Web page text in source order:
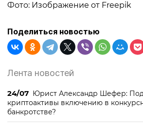
Фото: Изображение от Freepik
Поделиться новостью
Лента новостей
24/07 Юрист Александр Шефер:
криптоактивы включению в
банкротстве?